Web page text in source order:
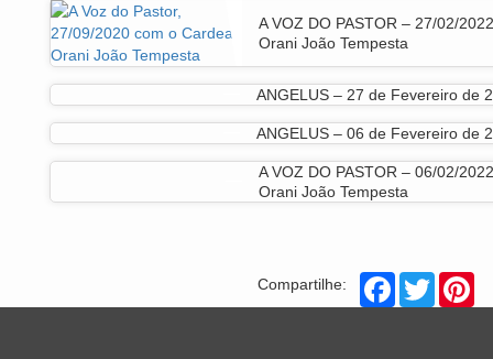
A VOZ DO PASTOR – 27/02/
Orani João Tempesta
ANGELUS – 27 de Fevereiro de
ANGELUS – 06 de Fevereiro de
A VOZ DO PASTOR – 06/02/
Orani João Tempesta
Compartilhe: Facebook
Twitter